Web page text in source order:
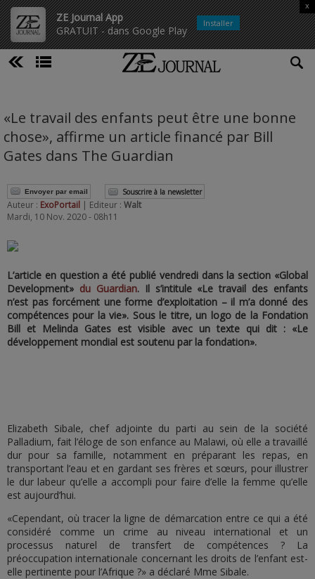
ZE Journal App
GRATUIT - dans Google Play
x
Installer
«Le travail des enfants peut être une bonne
chose», affirme un article financé par Bill
Gates dans The Guardian
Envoyer par email Souscrire à la newsletter
Auteur : ExoPortail | Editeur : Walt
Mardi, 10 Nov. 2020 - 08h11
L’article en question a été publié vendredi dans la section «Global
Development» du Guardian. Il s’intitule «Le travail des enfants
n’est pas forcément une forme d’exploitation – il m’a donné des
compétences pour la vie». Sous le titre, un logo de la Fondation
Bill et Melinda Gates est visible avec un texte qui dit : «Le
développement mondial est soutenu par la fondation».
Elizabeth Sibale, chef adjointe du parti au sein de la société
Palladium, fait l’éloge de son enfance au Malawi, où elle a travaillé
dur pour sa famille, notamment en préparant les repas, en
transportant l’eau et en gardant ses frères et sœurs, pour illustrer
le dur labeur qu’elle a accompli pour faire d’elle la femme qu’elle
est aujourd’hui.
«Cependant, où tracer la ligne de démarcation entre ce qui a été
considéré comme un crime au niveau international et un
processus naturel de transfert de compétences ? La
préoccupation internationale concernant les droits de l’enfant est-
elle pertinente pour l’Afrique ?» a déclaré Mme Sibale.